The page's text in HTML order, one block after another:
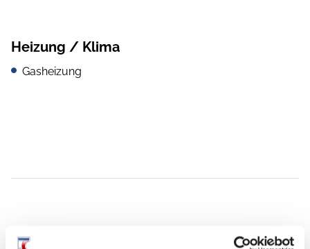
Heizung / Klima
Gasheizung
Grundrissbeschreibung